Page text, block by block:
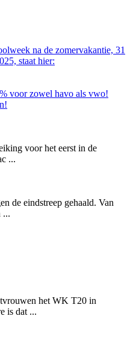
na de zomervakantie, 31
staat hier:
voor zowel havo als vwo!
voor het eerst in de
...
de eindstreep gehaald. Van
...
het WK T20 in
is dat ...